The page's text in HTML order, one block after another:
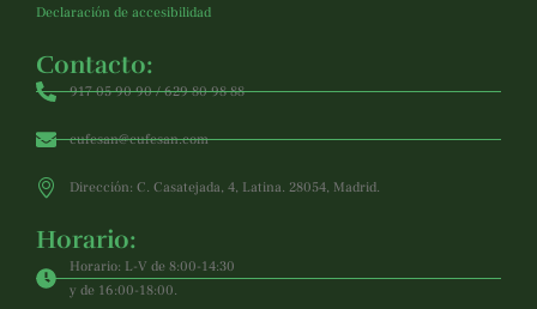
Declaración de accesibilidad
Contacto:
917 05 90 90 / 629 80 98 88
cufesan@cufesan.com
Dirección: C. Casatejada, 4, Latina. 28054, Madrid.
Horario:
Horario: L-V de 8:00-14:30
y de 16:00-18:00.